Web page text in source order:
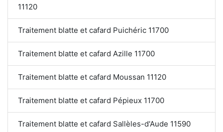
11120
Traitement blatte et cafard Puichéric 11700
Traitement blatte et cafard Azille 11700
Traitement blatte et cafard Moussan 11120
Traitement blatte et cafard Pépieux 11700
Traitement blatte et cafard Sallèles-d'Aude 11590